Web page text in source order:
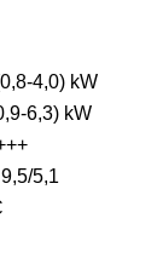
4,0) kW
6,3) kW
5,1